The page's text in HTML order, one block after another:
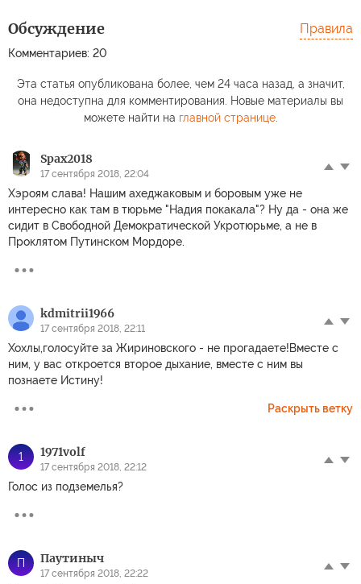
Обсуждение
Комментариев: 20
Правила
Эта статья опубликована более, чем 24 часа назад, а значит,
она недоступна для комментирования. Новые материалы вы
можете найти на главной странице.
Spax2018
17 сентября 2018, 22:04
Хэроям слава! Нашим ахеджаковым и боровым уже не
интересно как там в тюрьме "Надия покакала"? Ну да - она же
сидит в Свободной Демократической Укротюрьме, а не в
Проклятом Путинском Мордоре.
kdmitrii1966
17 сентября 2018, 22:11
Хохлы,голосуйте за Жириновского - не прогадаете!Вместе с
ним, у вас откроется второе дыхание, вместе с ним вы
познаете Истину!
Раскрыть ветку
1 1971volf
17 сентября 2018, 22:12
Голос из подземелья?
П Паутиныч
17 сентября 2018, 22:22